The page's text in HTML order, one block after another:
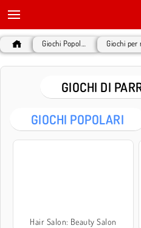
GIOCHI DI
GIOCHI POPOLARI
Hair Salon: Beauty Salon